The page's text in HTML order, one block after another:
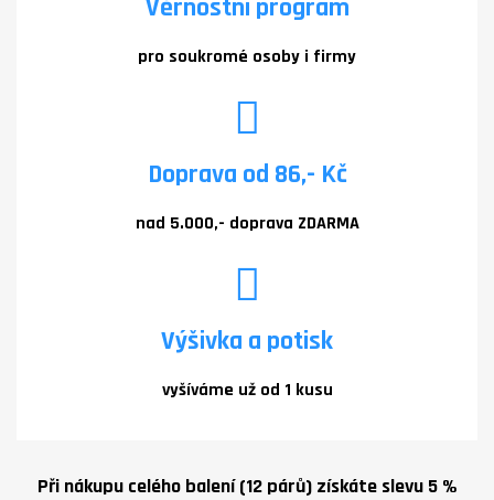
Věrnostní program
pro soukromé osoby i firmy
Doprava od 86,- Kč
nad 5.000,- doprava ZDARMA
Výšivka a potisk
vyšíváme už od 1 kusu
Při nákupu celého balení (12 párů) získáte slevu 5 %